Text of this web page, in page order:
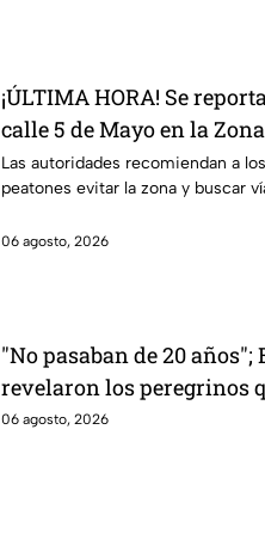
¡ÚLTIMA HORA! Se
calle 5 de Mayo en la
León; ¿qué sucedió?
Las autoridades recomiendan a
peatones evitar la zona y buscar
06 agosto, 2026
"No pasaban de 20 años";
revelaron los peregrinos
asaltados por hombres
06 agosto, 2026